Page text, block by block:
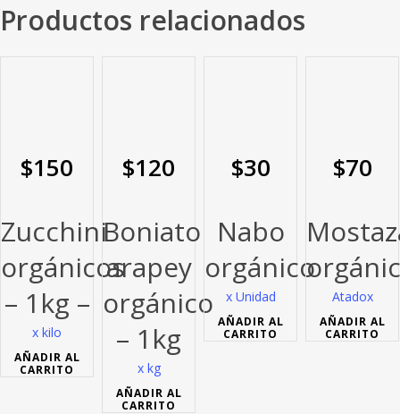
Productos relacionados
$150
Zucchini
orgánicos
– 1kg –
x kilo
AÑADIR AL
CARRITO
$120
Boniato
arapey
orgánico
– 1kg
x kg
AÑADIR AL
CARRITO
$30
Nabo
orgánico
x Unidad
AÑADIR AL
CARRITO
$70
Atadox
AÑADIR AL
CARRITO